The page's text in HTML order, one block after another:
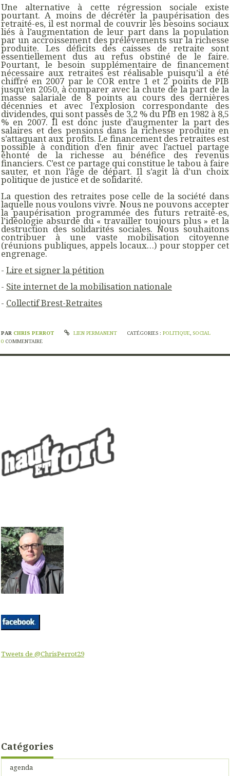
Une alternative à cette régression sociale existe
pourtant. A moins de décréter la paupérisation des
retraité-es, il est normal de couvrir les besoins sociaux
liés à l’augmentation de leur part dans la population
par un accroissement des prélèvements sur la richesse
produite. Les déficits des caisses de retraite sont
essentiellement dus au refus obstiné de le faire.
Pourtant, le besoin supplémentaire de financement
nécessaire aux retraites est réalisable puisqu’il a été
chiffré en 2007 par le COR entre 1 et 2 points de PIB
jusqu’en 2050, à comparer avec la chute de la part de la
masse salariale de 8 points au cours des dernières
décennies et avec l’explosion correspondante des
dividendes, qui sont passés de 3,2 % du PIB en 1982 à 8,5
% en 2007. Il est donc juste d’augmenter la part des
salaires et des pensions dans la richesse produite en
s’attaquant aux profits. Le financement des retraites est
possible à condition d’en finir avec l’actuel partage
éhonté de la richesse au bénéfice des revenus
financiers. C’est ce partage qui constitue le tabou à faire
sauter, et non l’âge de départ. Il s’agit là d’un choix
politique de justice et de solidarité.
La question des retraites pose celle de la société dans
laquelle nous voulons vivre. Nous ne pouvons accepter
la paupérisation programmée des futurs retraité-es,
l’idéologie absurde du « travailler toujours plus » et la
destruction des solidarités sociales. Nous souhaitons
contribuer à une vaste mobilisation citoyenne
(réunions publiques, appels locaux…) pour stopper cet
engrenage.
- Lire et signer la pétition
- Site internet de la mobilisation nationale
- Collectif Brest-Retraites
PAR CHRIS PERROT LIEN PERMANENT CATÉGORIES :POLITIQUE, SOCIAL
0 COMMENTAIRE
Tweets de @ChrisPerrot29
Catégories
agenda